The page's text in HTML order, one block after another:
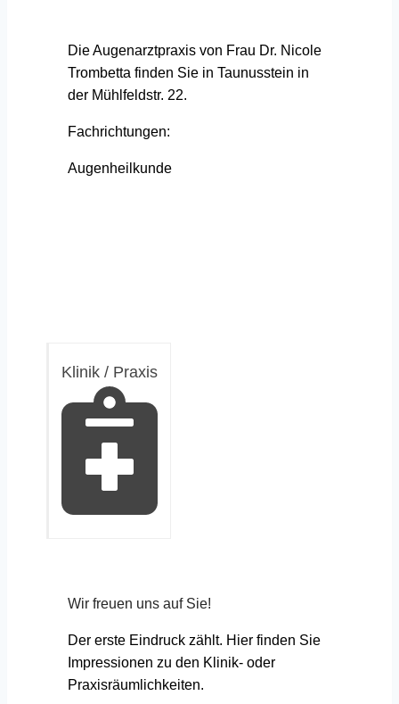
Die Augenarztpraxis von Frau Dr. Nicole
Trombetta finden Sie in Taunusstein in
der Mühlfeldstr. 22.
Fachrichtungen:
Augenheilkunde
Klinik / Praxis
Wir freuen uns auf Sie!
Der erste Eindruck zählt. Hier finden Sie
Impressionen zu den Klinik- oder
Praxisräumlichkeiten.